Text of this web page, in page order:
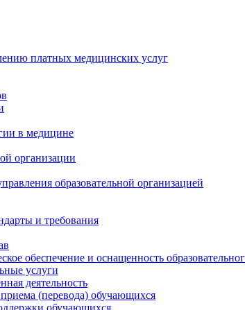
платных медицинских услуг
в медицине
организации
образовательной организацией
и требования
обеспечение и оснащенность
услуги
деятельность
(перевода) обучающихся
обучающихся